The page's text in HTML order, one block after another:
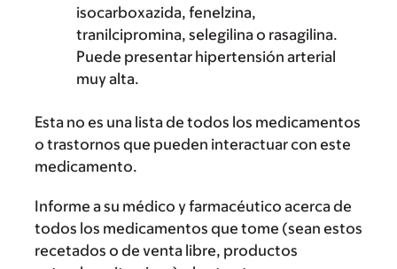
isocarboxazida, fenelzina,
tranilcipromina, selegilina o rasagilina.
Puede presentar hipertensión arterial
muy alta.
Esta no es una lista de todos los medicamentos
o trastornos que pueden interactuar con este
medicamento.
Informe a su médico y farmacéutico acerca de
todos los medicamentos que tome (sean estos
recetados o de venta libre, productos